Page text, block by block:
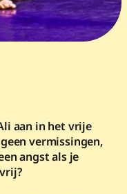
aan in het vrije
vermissingen,
angst als je